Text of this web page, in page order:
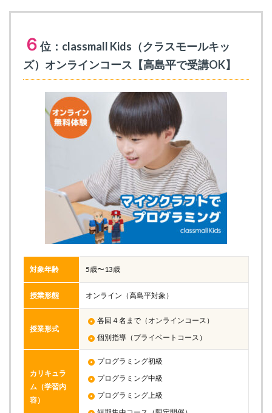
６ 位：classmall Kids（クラスモールキッ
ズ）オンラインコース【高島平で受講OK】
対象年齢 5歳〜13歳
授業形態 オンライン（高島平対象）
授業形式
各回４名まで（オンラインコース）
個別指導（プライベートコース）
カリキュラ
ム（学習内
容）
プログラミング初級
プログラミング中級
プログラミング上級